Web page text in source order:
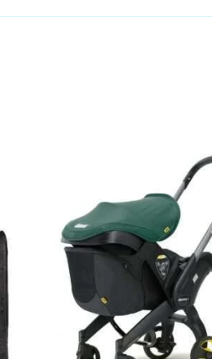
Añadir al carrito